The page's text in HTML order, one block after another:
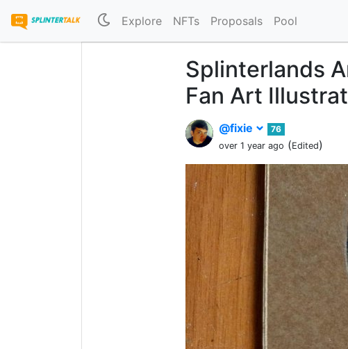
Explore NFTs Proposals Pool
Splinterlands
Fan Art
@fixie
76
over 1 year ago (Edited)